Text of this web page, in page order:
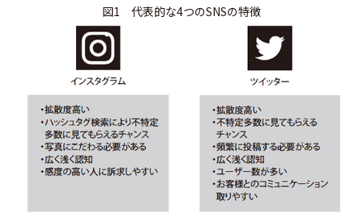
図1 代表的な4つのSNSの特徴